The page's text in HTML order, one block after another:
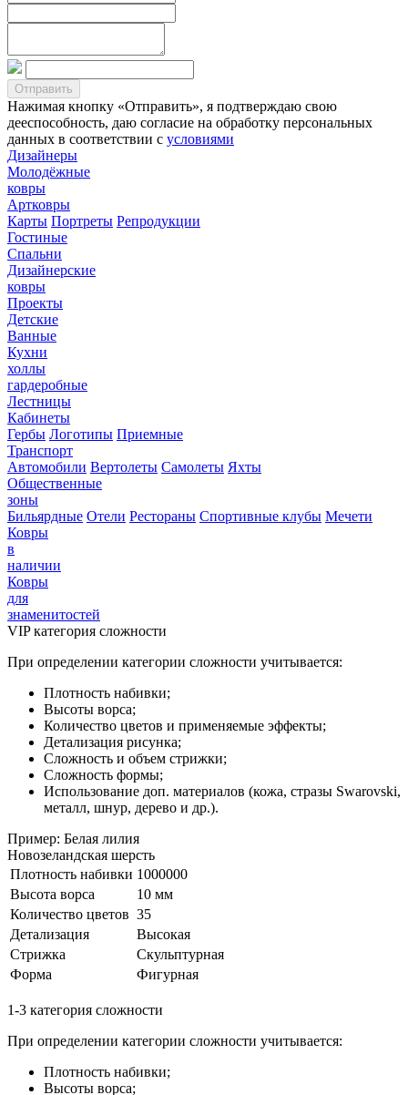
Нажимая кнопку «Отправить», я подтверждаю свою
дееспособность, даю согласие на обработку персональных
данных в соответствии с условиями
Дизайнеры
Молодёжные
ковры
Артковры
Карты Портреты Репродукции
Гостиные
Спальни
Дизайнерские
ковры
Проекты
Детские
Ванные
Кухни
холлы
гардеробные
Лестницы
Кабинеты
Гербы Логотипы Приемные
Транспорт
Автомобили Вертолеты Самолеты Яхты
Общественные
зоны
Бильярдные Отели Рестораны Спортивные клубы Мечети
Ковры
в
наличии
Ковры
для
знаменитостей
VIP категория сложности
При определении категории сложности учитывается:
Плотность набивки;
Высоты ворса;
Количество цветов и применяемые эффекты;
Детализация рисунка;
Сложность и объем стрижки;
Сложность формы;
Использование доп. материалов (кожа, стразы Swarovski,
металл, шнур, дерево и др.).
Пример: Белая лилия
Новозеландская шерсть
Плотность набивки 1000000
Высота ворса
10 мм
Количество цветов 35
Детализация
Высокая
Стрижка
Скульптурная
Форма
Фигурная
1-3 категория сложности
При определении категории сложности учитывается:
Плотность набивки;
Высоты ворса;